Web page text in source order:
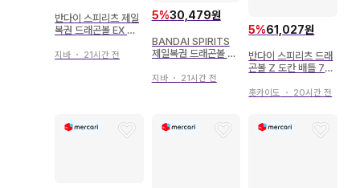
반다이 스피리츠 제일
복권 드래곤볼 EX 손
한 우롱 드래곤 스탠드
지바 ・ 21시간 전
5%30,479원
BANDAI SPIRITS
제일복권 드래곤볼 V
F상 야지로베 아크릴
지바・ 21시간 전
5%61,027원
반다이 스피리츠 드래
곤볼 Z 도칸 배틀 7주
어 초사이어인 갓 손오
홋카이도 ・ 20시간 전